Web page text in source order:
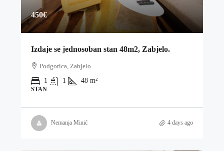
450€
Izdaje se jednosoban stan 48m2, Zabjelo.
Podgorica, Zabjelo
1
1 48 m²
STAN
Nemanja Minić 4 days ago